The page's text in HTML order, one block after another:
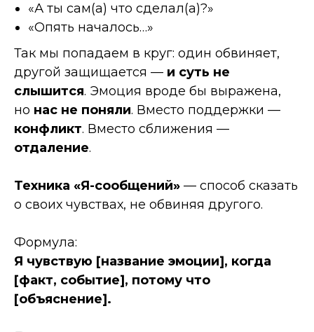
«А ты сам(а) что сделал(а)?»
«Опять началось…»
Так мы попадаем в круг: один обвиняет,
другой защищается — и суть не
слышится. Эмоция вроде бы выражена,
но нас не поняли. Вместо поддержки —
конфликт. Вместо сближения —
отдаление.
Техника «Я-сообщений» — способ сказать
о своих чувствах, не обвиняя другого.
Формула:
Я чувствую [название эмоции], когда
[факт, событие], потому что
[объяснение].